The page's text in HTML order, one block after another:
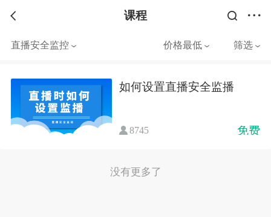
课程
直播安全监控 价格最低 筛选
如何设置直播安全监播
8745 免费
没有更多了